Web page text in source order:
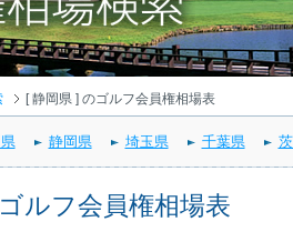
[ 静岡県 ] のゴルフ会員権相場表
静岡県 埼玉県 千葉県
ルフ会員権相場表